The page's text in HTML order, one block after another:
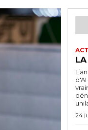
LA
24